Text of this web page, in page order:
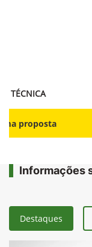
TÉCNICA
proposta
Informações
Destaques